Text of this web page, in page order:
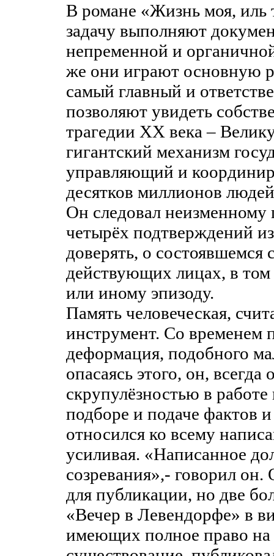
В романе «Жизнь моя, иль
задачу выполняют
непременной и
же они играют основную
самый главный и
позволяют увидеть
трагедии XX века –
гигантский механизм
управляющий и
десятков миллионов
Он следовал неизменному
четырёх подтверждений
доверять, о
действующих лицах, в
или иному эпизоду.
Память человеческая,
инструмент. Со временем
деформация, подобного
опасаясь этого, он,
скрупулёзностью в
подборе и подаче фактов
относился ко всему
усиливая. «Написанное
созревания»,- говорил
для публикации, но две
«Вечер в Левендорфе» в
имеющих полное право на